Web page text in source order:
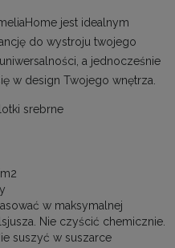
jest idealnym
do wystroju twojego
a jednocześnie
w design Twojego wnętrza.
srebrne
w maksymalnej
Nie czyścić chemicznie.
suszyć w suszarce